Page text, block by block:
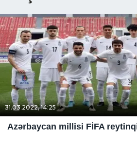
31.03.2022, 14:25
Azərbaycan millisi FİFA